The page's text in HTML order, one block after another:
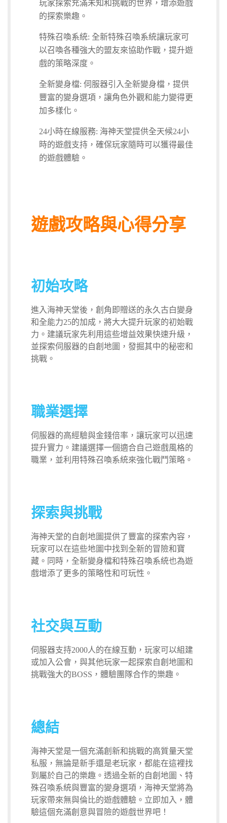
玩家探索充滿未知和挑戰的世界，增添遊戲
的探索樂趣。
特殊召喚系統: 全新特殊召喚系統讓玩家可
以召喚各種強大的盟友來協助作戰，提升遊
戲的策略深度。
全新變身檔: 伺服器引入全新變身檔，提供
豐富的變身選項，讓角色外觀和能力變得更
加多樣化。
24小時在線服務: 海神天堂提供全天候24小
時的遊戲支持，確保玩家隨時可以獲得最佳
的遊戲體驗。
遊戲攻略與心得分享
初始攻略
進入海神天堂後，創角即贈送的永久古白變身
和全能力25的加成，將大大提升玩家的初始戰
力。建議玩家先利用這些增益效果快速升級，
並探索伺服器的自創地圖，發掘其中的秘密和
挑戰。
職業選擇
伺服器的高經驗與金錢倍率，讓玩家可以迅速
提升實力。建議選擇一個適合自己遊戲風格的
職業，並利用特殊召喚系統來強化戰鬥策略。
探索與挑戰
海神天堂的自創地圖提供了豐富的探索內容，
玩家可以在這些地圖中找到全新的冒險和寶
藏。同時，全新變身檔和特殊召喚系統也為遊
戲增添了更多的策略性和可玩性。
社交與互動
伺服器支持2000人的在線互動，玩家可以組建
或加入公會，與其他玩家一起探索自創地圖和
挑戰強大的BOSS，體驗團隊合作的樂趣。
總結
海神天堂是一個充滿創新和挑戰的高質量天堂
私服，無論是新手還是老玩家，都能在這裡找
到屬於自己的樂趣。透過全新的自創地圖、特
殊召喚系統與豐富的變身選項，海神天堂將為
玩家帶來無與倫比的遊戲體驗。立即加入，體
驗這個充滿創意與冒險的遊戲世界吧！